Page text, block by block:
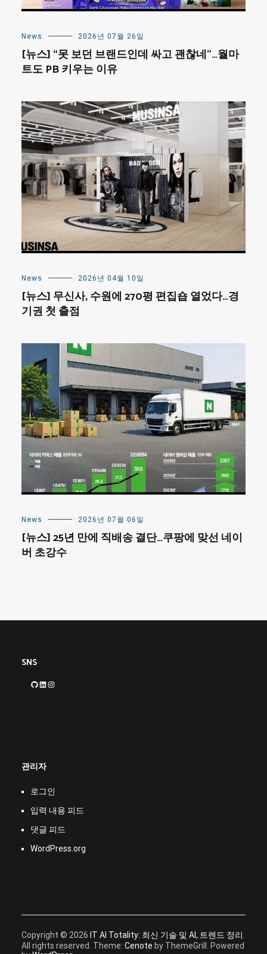
News 2026년 07월 26일
[뉴스] “못 보던 브랜드인데 싸고 괜찮네”…월마
트도 PB 키우는 이유
News 2026년 04월 10일
[뉴스] 무신사, 수원에 270평 편집숍 열었다…경
기권 첫 출점
News 2026년 07월 06일
[뉴스] 25년 만에 직배송 결단…쿠팡에 맞선 네이
버 초강수
SNS
GitHubLinkedIn
관리자
로그인
입력 내용 피드
댓글 피드
WordPress.org
Copyright © 2026 IT AI Totality: 최신 기술 및 AI, 트렌드 정리.
All rights reserved. Theme: Cenote by ThemeGrill. Powered